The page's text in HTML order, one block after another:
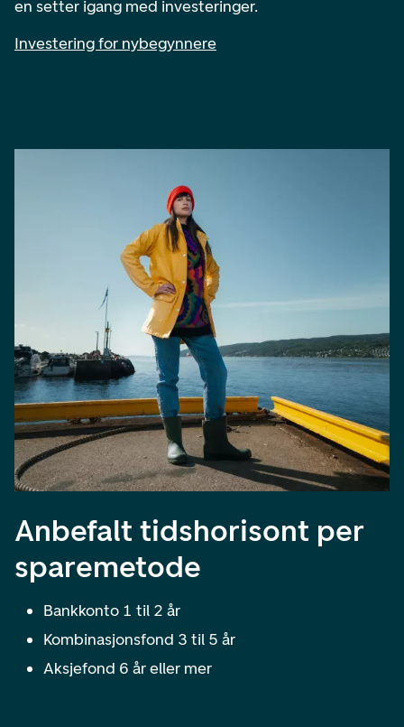
en setter igang med investeringer.
Investering for nybegynnere
Anbefalt tidshorisont per
sparemetode
Bankkonto 1 til 2 år​
Kombinasjonsfond 3 til 5 år​
Aksjefond 6 år eller mer